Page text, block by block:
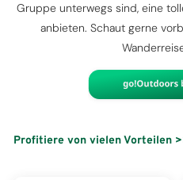
Gruppe unterwegs sind, eine
anbieten. Schaut gerne
Profitiere von vielen Vorteilen